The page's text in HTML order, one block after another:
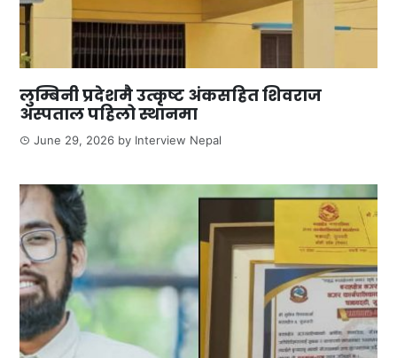
लुम्बिनी प्रदेशमै उत्कृष्ट अंकसहित शिवराज
अस्पताल पहिलो स्थानमा
June 29, 2026 by Interview Nepal